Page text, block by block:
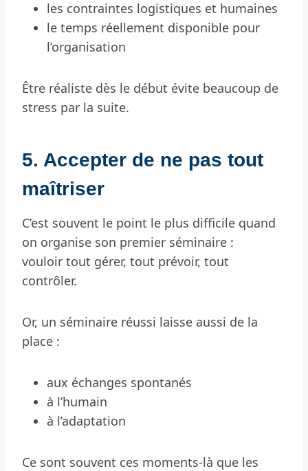
les contraintes logistiques et humaines
le temps réellement disponible pour
l’organisation
Être réaliste dès le début évite beaucoup de
stress par la suite.
5. Accepter de ne pas tout
maîtriser
C’est souvent le point le plus difficile quand
on organise son premier séminaire :
vouloir tout gérer, tout prévoir, tout
contrôler.
Or, un séminaire réussi laisse aussi de la
place :
aux échanges spontanés
à l’humain
à l’adaptation
Ce sont souvent ces moments-là que les